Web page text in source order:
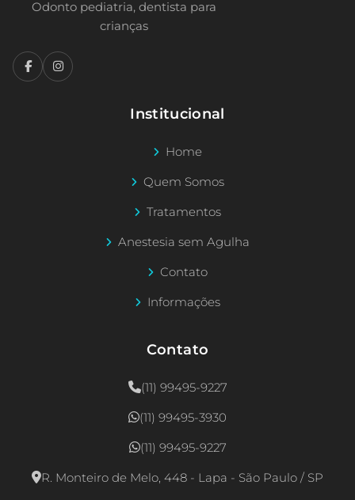
Odonto pediatria, dentista para
crianças
Institucional
Home
Quem Somos
Tratamentos
Anestesia sem Agulha
Contato
Informações
Contato
(11) 99495-9227
(11) 99495-3930
(11) 99495-9227
R. Monteiro de Melo, 448 - Lapa - São Paulo / SP